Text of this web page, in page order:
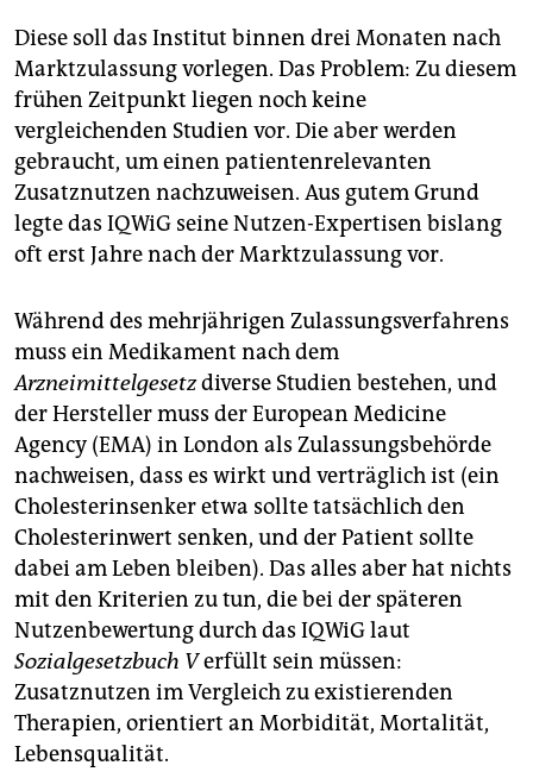
Diese soll das Institut binnen drei Monaten nach
Marktzulassung vorlegen. Das Problem: Zu diesem
frühen Zeitpunkt liegen noch keine
vergleichenden Studien vor. Die aber werden
gebraucht, um einen patientenrelevanten
Zusatznutzen nachzuweisen. Aus gutem Grund
legte das IQWiG seine Nutzen-Expertisen bislang
oft erst Jahre nach der Marktzulassung vor.
Während des mehrjährigen Zulassungsverfahrens
muss ein Medikament nach dem
Arzneimittelgesetzdiverse Studien bestehen, und
der Hersteller muss der European Medicine
Agency (EMA) in London als Zulassungsbehörde
nachweisen, dass es wirkt und verträglich ist (ein
Cholesterinsenker etwa sollte tatsächlich den
Cholesterinwert senken, und der Patient sollte
dabei am Leben bleiben). Das alles aber hat nichts
mit den Kriterien zu tun, die bei der späteren
Nutzenbewertung durch das IQWiG laut
Sozialgesetzbuch Verfüllt sein müssen:
Zusatznutzen im Vergleich zu existierenden
Therapien, orientiert an Morbidität, Mortalität,
Lebensqualität.